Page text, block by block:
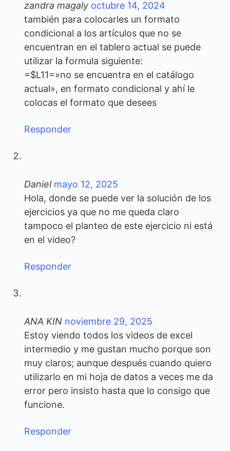
zandra magaly octubre 14, 2024
también para colocarles un formato
condicional a los artículos que no se
encuentran en el tablero actual se puede
utilizar la formula siguiente:
=$L11=»no se encuentra en el catálogo
actual», en formato condicional y ahí le
colocas el formato que desees
Responder
Daniel mayo 12, 2025
Hola, donde se puede ver la solución de los
ejercicios ya que no me queda claro
tampoco el planteo de este ejercicio ni está
en el video?
Responder
ANA KIN noviembre 29, 2025
Estoy viendo todos los videos de excel
intermedio y me gustan mucho porque son
muy claros; aunque después cuando quiero
utilizarlo en mi hoja de datos a veces me da
error pero insisto hasta que lo consigo que
funcione.
Responder